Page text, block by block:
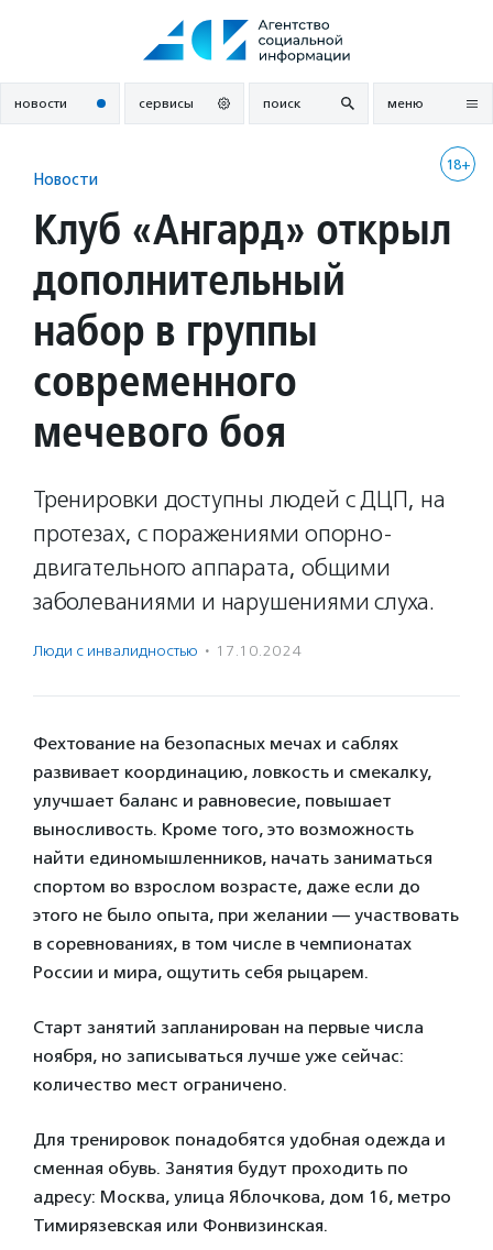
новости сервисы поиск меню
18+
Новости
Клуб «Ангард» открыл
дополнительный
набор в группы
современного
мечевого боя
Тренировки доступны людей с ДЦП, на
протезах, с поражениями опорно-
двигательного аппарата, общими
заболеваниями и нарушениями слуха.
Люди с инвалидностью · 17.10.2024
Фехтование на безопасных мечах и саблях
развивает координацию, ловкость и смекалку,
улучшает баланс и равновесие, повышает
выносливость. Кроме того, это возможность
найти единомышленников, начать заниматься
спортом во взрослом возрасте, даже если до
этого не было опыта, при желании — участвовать
в соревнованиях, в том числе в чемпионатах
России и мира, ощутить себя рыцарем.
Старт занятий запланирован на первые числа
ноября, но записываться лучше уже сейчас:
количество мест ограничено.
Для тренировок понадобятся удобная одежда и
сменная обувь. Занятия будут проходить по
адресу: Москва, улица Яблочкова, дом 16, метро
Тимирязевская или Фонвизинская.